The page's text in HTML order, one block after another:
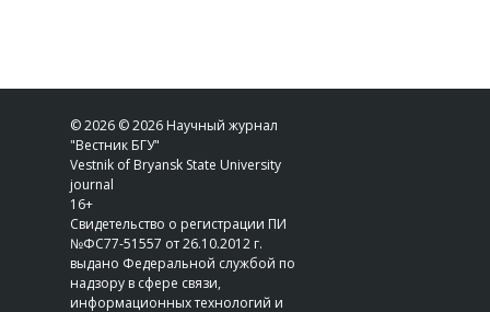
© 2026 © 2026 Научный журнал
"Вестник БГУ"
Vestnik of Bryansk State University
journal
16+
Свидетельство о регистрации ПИ
№ФС77-51557 от 26.10.2012 г.
выдано Федеральной службой по
надзору в сфере связи,
информационных технологий и